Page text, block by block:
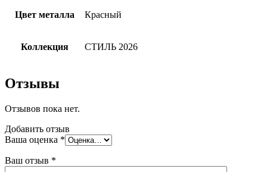
Цвет металла Красный
Коллекция СТИЛЬ 2026
Отзывы
Отзывов пока нет.
Добавить отзыв
Ваша оценка *
Ваш отзыв *